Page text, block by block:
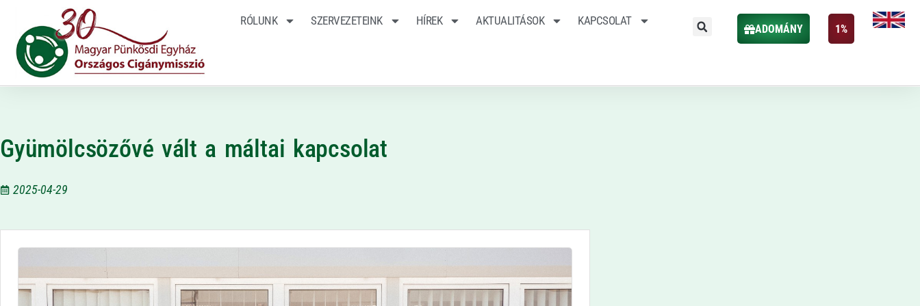
RÓLUNK SZERVEZETEINK HÍREK AKTUALITÁSOK KAPCSOLAT
ADOMÁNY 1%
Gyümölcsözővé vált a máltai kapcsolat
2025-04-29